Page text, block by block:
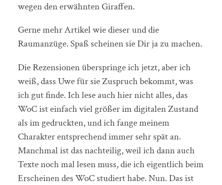
wegen den erwähnten Giraffen.
Gerne mehr Artikel wie dieser und die
Raumanzüge. Spaß scheinen sie Dir ja zu machen.
Die Rezensionen überspringe ich jetzt, aber ich
weiß, dass Uwe für sie Zuspruch bekommt, was
ich gut finde. Ich lese auch hier nicht alles, das
WoC ist einfach viel größer im digitalen Zustand
als im gedruckten, und ich fange meinem
Charakter entsprechend immer sehr spät an.
Manchmal ist das nachteilig, weil ich dann auch
Texte noch mal lesen muss, die ich eigentlich beim
Erscheinen des WoC studiert habe. Nun. Das ist